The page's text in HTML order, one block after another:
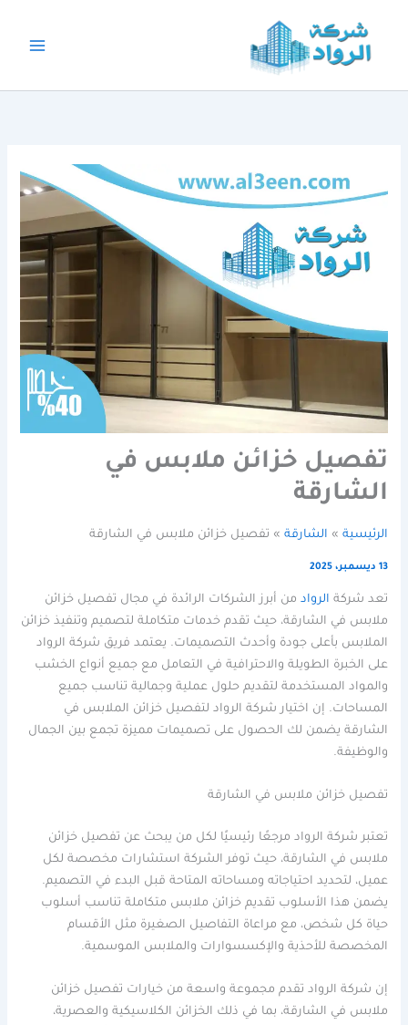
المحتوى
تفصيل خزائن ملابس في
الشارقة
الرئيسية الشارقة تفصيل خزائن ملابس في الشارقة
13 ديسمبر، 2025
تعد شركة الرواد من أبرز الشركات الرائدة في مجال تفصيل خزائن
ملابس في الشارقة، حيث تقدم خدمات متكاملة لتصميم وتنفيذ خزائن
الملابس بأعلى جودة وأحدث التصميمات. يعتمد فريق شركة الرواد
على الخبرة الطويلة والاحترافية في التعامل مع جميع أنواع الخشب
والمواد المستخدمة لتقديم حلول عملية وجمالية تناسب جميع
المساحات. إن اختيار شركة الرواد لتفصيل خزائن الملابس في
الشارقة يضمن لك الحصول على تصميمات مميزة تجمع بين الجمال
والوظيفة.
تفصيل خزائن ملابس في الشارقة
تعتبر شركة الرواد مرجعًا رئيسيًا لكل من يبحث عن تفصيل خزائن
ملابس في الشارقة، حيث توفر الشركة استشارات مخصصة لكل
عميل، لتحديد احتياجاته ومساحاته المتاحة قبل البدء في التصميم.
يضمن هذا الأسلوب تقديم خزائن ملابس متكاملة تناسب أسلوب
حياة كل شخص، مع مراعاة التفاصيل الصغيرة مثل الأقسام
المخصصة للأحذية والإكسسوارات والملابس الموسمية.
إن شركة الرواد تقدم مجموعة واسعة من خيارات تفصيل خزائن
ملابس في الشارقة، بما في ذلك الخزائن الكلاسيكية والعصرية،